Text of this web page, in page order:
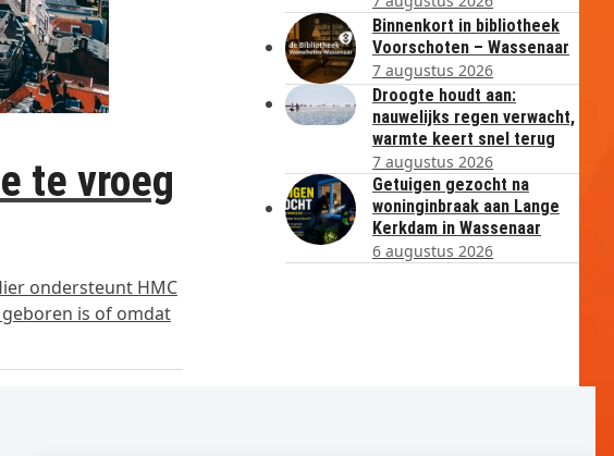
te vroeg
ondersteunt HMC
is of omdat
Binnenkort in bibliotheek
Voorschoten – Wassenaar
7 augustus 2026
Droogte houdt aan:
nauwelijks regen verwacht,
warmte keert snel terug
7 augustus 2026
Getuigen gezocht na
woninginbraak aan Lange
Kerkdam in Wassenaar
6 augustus 2026